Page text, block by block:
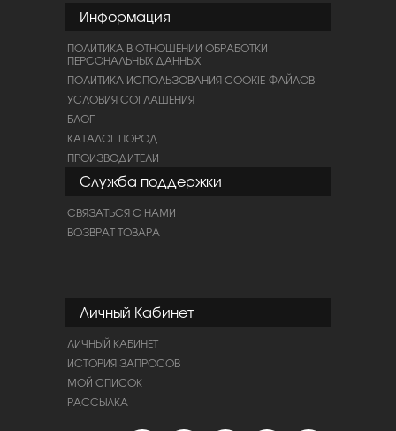
Информация
ПОЛИТИКА В ОТНОШЕНИИ ОБРАБОТКИ
ПЕРСОНАЛЬНЫХ ДАННЫХ
ПОЛИТИКА ИСПОЛЬЗОВАНИЯ COOKIE-ФАЙЛОВ
УСЛОВИЯ СОГЛАШЕНИЯ
БЛОГ
КАТАЛОГ ПОРОД
ПРОИЗВОДИТЕЛИ
Служба поддержки
СВЯЗАТЬСЯ С НАМИ
ВОЗВРАТ ТОВАРА
Личный Кабинет
ЛИЧНЫЙ КАБИНЕТ
ИСТОРИЯ ЗАПРОСОВ
МОЙ СПИСОК
РАССЫЛКА